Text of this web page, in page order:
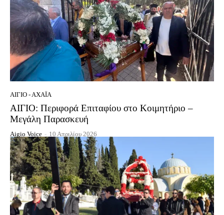
ΑΊΓΙΟ - ΑΧΑΪ́Α
ΑΙΓΙΟ: Περιφορά Επιταφίου στο Κοιμητήριο –
Μεγάλη Παρασκευή
Aigio Voice - 10 Απριλίου 2026